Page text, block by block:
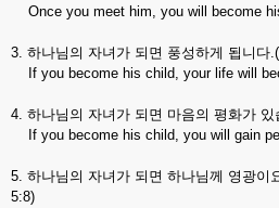
Once you meet him, you will become
3. 하나님의 자녀가 되면 풍성하게 됩니다
If you become his child, your life will
4. 하나님의 자녀가 되면 마음의 평화가 있
If you become his child, you will gain
5. 하나님의 자녀가 되면 하나님께 영광이
5:8)